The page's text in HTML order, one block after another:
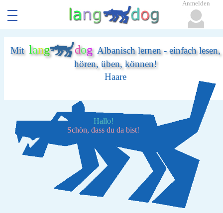
Mit lang dogAlbanisch lernen - einfach lesen,
hören, üben, können!
Haare
Hallo!
Schön, dass du da bist!
Anmelden